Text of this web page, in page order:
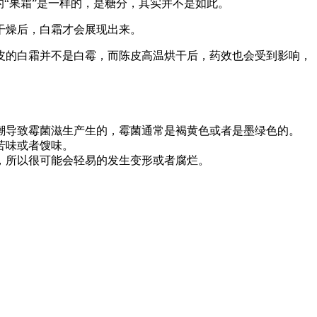
霜”是一样的，是糖分，其实并不是如此。
后，白霜才会展现出来。
白霜并不是白霉，而陈皮高温烘干后，药效也会受到影响，
致霉菌滋生产生的，霉菌通常是褐黄色或者是墨绿色的。
或者馊味。
以很可能会轻易的发生变形或者腐烂。